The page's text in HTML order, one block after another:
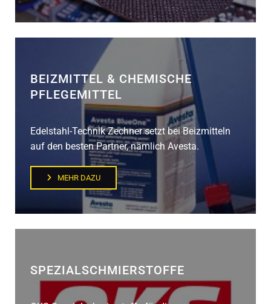
BEIZMITTEL & CHEMISCHE
PFLEGEMITTEL
Edelstahl-Technik Zechner setzt bei Beizmitteln
auf den besten Partner, nämlich Avesta.
MEHR DAZU
SPEZIALSCHMIERSTOFFE